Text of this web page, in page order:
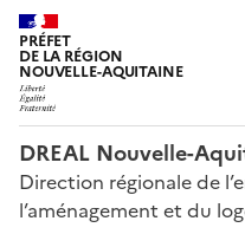
PRÉFET
DE LA RÉGION
NOUVELLE-AQUITAINE
DREAL Nouvelle-
Direction régionale de
l’aménagement et du